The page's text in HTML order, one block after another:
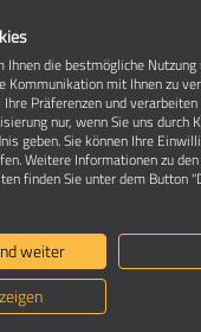
in 74248
ist
>Baden-
Landkreis
Ihnen die bestmögliche
Kommunikation mit Ihnen zu
Präferenzen und
nur, wenn Sie uns durch
geben. Sie können Ihre
Weitere Informationen zu
finden Sie unter dem Button
weiter